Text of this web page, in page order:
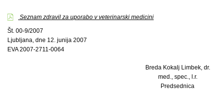
Seznam zdravil za uporabo v veterinarski medicini
Št. 00-9/2007
Ljubljana, dne 12. junija 2007
EVA 2007-2711-0064
Breda Kokalj Limbek, dr.
med., spec., l.r.
Predsednica